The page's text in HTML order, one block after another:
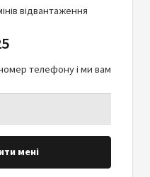
відвантаження
телефону і ми вам
мені